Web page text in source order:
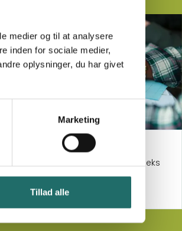
medier og til at analysere
inden for sociale medier,
oplysninger, du har givet
Marketing
Tillad alle
CISUs ansvarlighed
En samling af CISUs adfærdskodeks
og politikker
Læs mere om CISUs ansvarlighed